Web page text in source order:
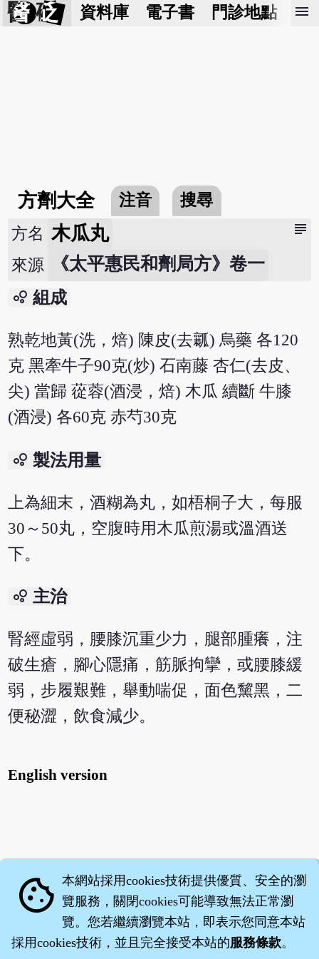
醫 砭 資料庫 電子書 門診地點 預
menu
方劑大全 注音 搜尋
subject
方名 木瓜丸
來源 《太平惠民和劑局方》卷一
bubble_chart 組成
熟乾地黃(洗，焙) 陳皮(去瓤) 烏藥 各120
克 黑牽牛子90克(炒) 石南藤 杏仁(去皮、
尖) 當歸 蓯蓉(酒浸，焙) 木瓜 續斷 牛膝
(酒浸) 各60克 赤芍30克
bubble_chart 製法用量
上為細末，酒糊為丸，如梧桐子大，每服
30～50丸，空腹時用木瓜煎湯或溫酒送
下。
bubble_chart 主治
腎經虛弱，腰膝沉重少力，腿部腫癢，注
破生瘡，腳心隱痛，筋脈拘攣，或腰膝緩
弱，步履艱難，舉動喘促，面色黧黑，二
便秘澀，飲食減少。
English version
cookie 本網站採用cookies技術提供優質、安全的瀏
覽服務，關閉cookies可能導致無法正常瀏
覽。您若繼續瀏覽本站，即表示您同意本站
採用cookies技術，並且完全接受本站的服務條款。